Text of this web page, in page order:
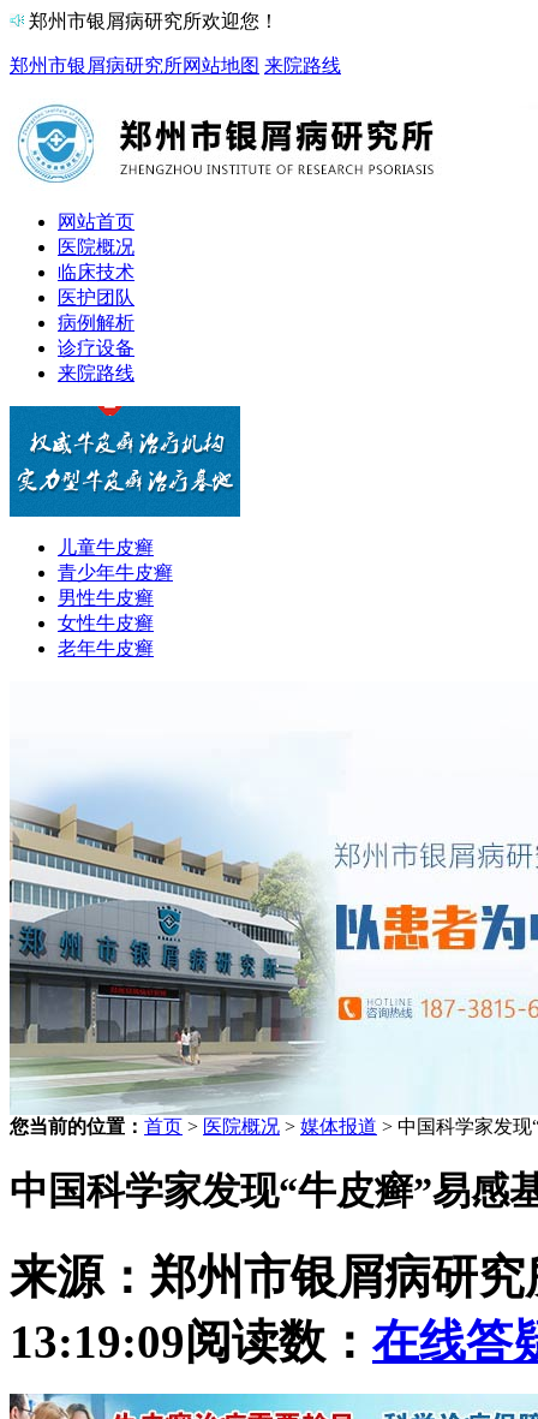
郑州市银屑病研究所欢迎您！
郑州市银屑病研究所网站地图 来院路线
网站首页
医院概况
临床技术
医护团队
病例解析
诊疗设备
来院路线
儿童牛皮癣
青少年牛皮癣
男性牛皮癣
女性牛皮癣
老年牛皮癣
您当前的位置： 首页 > 医院概况 > 媒体报道 > 中国科学家发现
中国科学家发现“牛皮癣”易感
来源：郑州市银屑病研究
13:19:09阅读数： 在线答